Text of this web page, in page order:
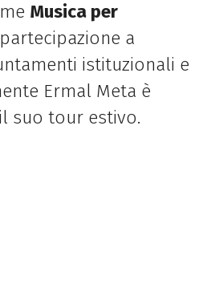
Musica per
a
istituzionali e
Ermal Meta è
suo tour estivo.